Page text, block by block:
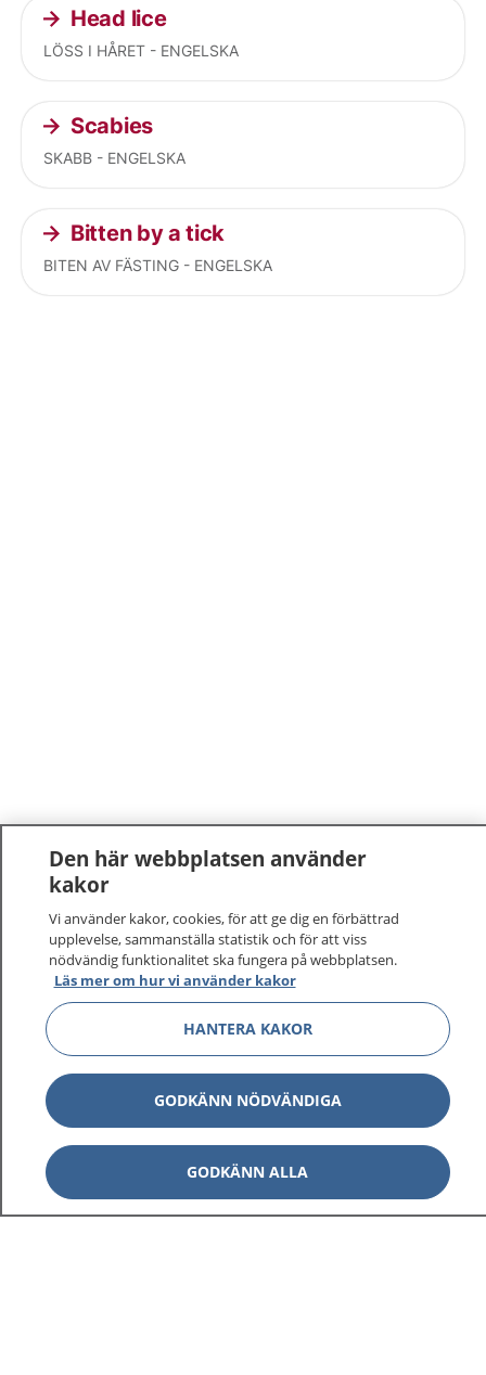
Head lice
LÖSS I HÅRET - ENGELSKA
Scabies
SKABB - ENGELSKA
Bitten by a tick
BITEN AV FÄSTING - ENGELSKA
1177–tryggt om din hälsa och vård
På 1177.se får du råd om hälsa och information om
sjukdomar och vilka mottagningar du kan kontakta.
Logga in för att läsa din journal och göra dina
vårdärenden. Ring telefonnummer 1177 för
sjukvårdsrådgivning dygnet runt.
1177 ger dig råd när du vill må bättre.
Den här webbplatsen använder
kakor
Vi använder kakor, cookies, för att ge dig en förbättrad
upplevelse, sammanställa statistik och för att viss
nödvändig funktionalitet ska fungera på webbplatsen.
Läs mer om hur vi använder kakor
HANTERA KAKOR
GODKÄNN NÖDVÄNDIGA
GODKÄNN ALLA